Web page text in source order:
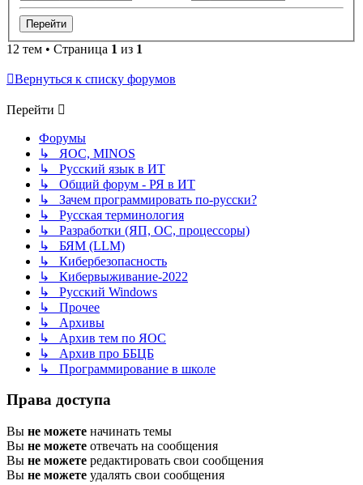
12 тем • Страница 1 из 1
Вернуться к списку форумов
Перейти
Форумы
↳ ЯОС, MINOS
↳ Русский язык в ИТ
↳ Общий форум - РЯ в ИТ
↳ Зачем программировать по-русски?
↳ Русская терминология
↳ Разработки (ЯП, ОС, процессоры)
↳ БЯМ (LLM)
↳ Кибербезопасность
↳ Кибервыживание-2022
↳ Русский Windows
↳ Прочее
↳ Архивы
↳ Архив тем по ЯОС
↳ Архив про ББЦБ
↳ Программирование в школе
Права доступа
Вы не можете начинать темы
Вы не можете отвечать на сообщения
Вы не можете редактировать свои сообщения
Вы не можете удалять свои сообщения